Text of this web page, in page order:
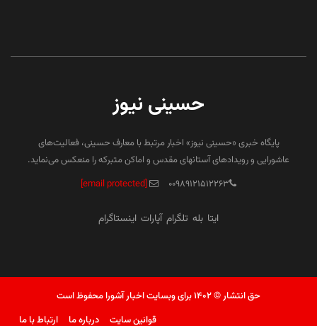
حسینی نیوز
پایگاه خبری «حسینی نیوز» اخبار مرتبط با معارف حسینی، فعالیت‌های
عاشورایی و رویدادهای آستانهای مقدس و اماکن متبرکه را منعکس می‌نماید.
۰۰۹۸۹۱۲۱۵۱۲۲۶۳
[email protected]
ایتا بله تلگرام آپارات اینستاگرام
حق انتشار © ۱۴۰۲ برای وبسایت اخبار آشورا محفوظ است
قوانین سایت
درباره ما ارتباط با ما